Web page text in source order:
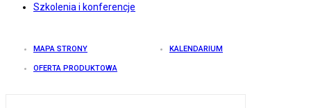
Szkolenia i konferencje
MAPA STRONY KALENDARIUM
OFERTA PRODUKTOWA